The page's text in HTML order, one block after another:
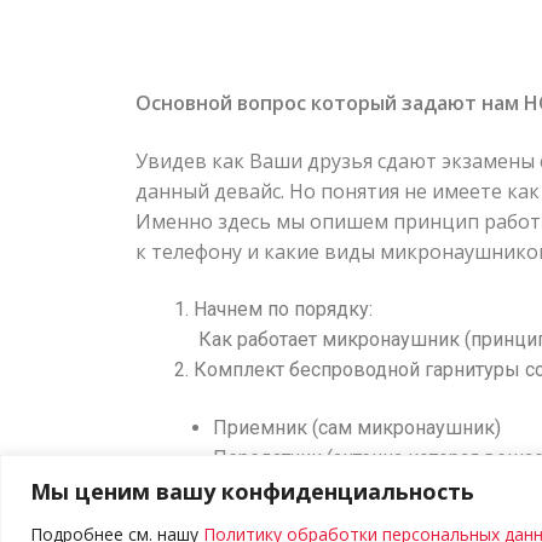
Мы ценим вашу конфиденциальность
Подробнее см. нашу Политику обработки персональных
Основной вопрос который задают нам
Увидев как Ваши друзья сдают
данный девайс. Но понятия не имеете
Именно здесь мы опишем принцип
к телефону и какие виды
Начнем по порядку:
Как работает микронаушник
Комплект беспроводной гарнитуры
Приемник (сам микронаушник)
Передатчик (антенна которая
Приемник (дальше будем называть
Есть два вида микронаушника